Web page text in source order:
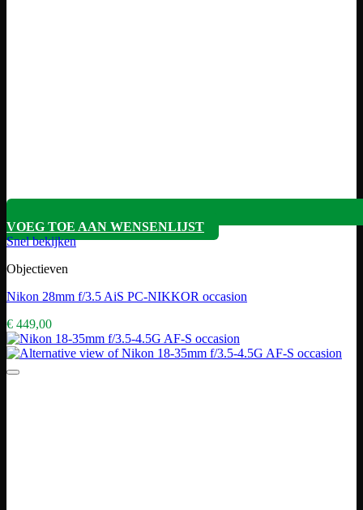
VOEG TOE AAN WENSENLIJST
Snel bekijken
Objectieven
Nikon 28mm f/3.5 AiS PC-NIKKOR occasion
€ 449,00